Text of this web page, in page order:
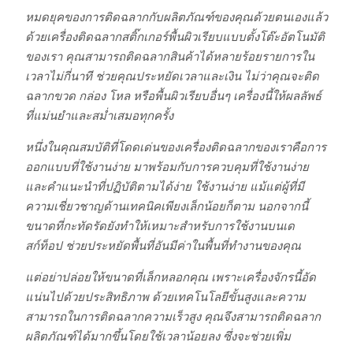
หมดยุคของการติดฉลากกับผลิตภัณฑ์ของคุณด้วยตนเองแล้ว
ด้วยเครื่องติดฉลากสติ๊กเกอร์พื้นผิวเรียบแบบตั้งโต๊ะอัตโนมัติ
ของเรา คุณสามารถติดฉลากสินค้าได้หลายร้อยรายการใน
เวลาไม่กี่นาที ช่วยคุณประหยัดเวลาและเงิน ไม่ว่าคุณจะติด
ฉลากขวด กล่อง โหล หรือพื้นผิวเรียบอื่นๆ เครื่องนี้ให้ผลลัพธ์
ที่แม่นยำและสม่ำเสมอทุกครั้ง
หนึ่งในคุณสมบัติที่โดดเด่นของเครื่องติดฉลากของเราคือการ
ออกแบบที่ใช้งานง่าย มาพร้อมกับการควบคุมที่ใช้งานง่าย
และคำแนะนำที่ปฏิบัติตามได้ง่าย ใช้งานง่าย แม้แต่ผู้ที่มี
ความเชี่ยวชาญด้านเทคนิคเพียงเล็กน้อยก็ตาม นอกจากนี้
ขนาดที่กะทัดรัดยังทำให้เหมาะสำหรับการใช้งานบนเด
สก์ท็อป ช่วยประหยัดพื้นที่อันมีค่าในพื้นที่ทำงานของคุณ
แต่อย่าปล่อยให้ขนาดที่เล็กหลอกคุณ เพราะเครื่องจักรนี้อัด
แน่นไปด้วยประสิทธิภาพ ด้วยเทคโนโลยีขั้นสูงและความ
สามารถในการติดฉลากความเร็วสูง คุณจึงสามารถติดฉลาก
ผลิตภัณฑ์ได้มากขึ้นโดยใช้เวลาน้อยลง ซึ่งจะช่วยเพิ่ม